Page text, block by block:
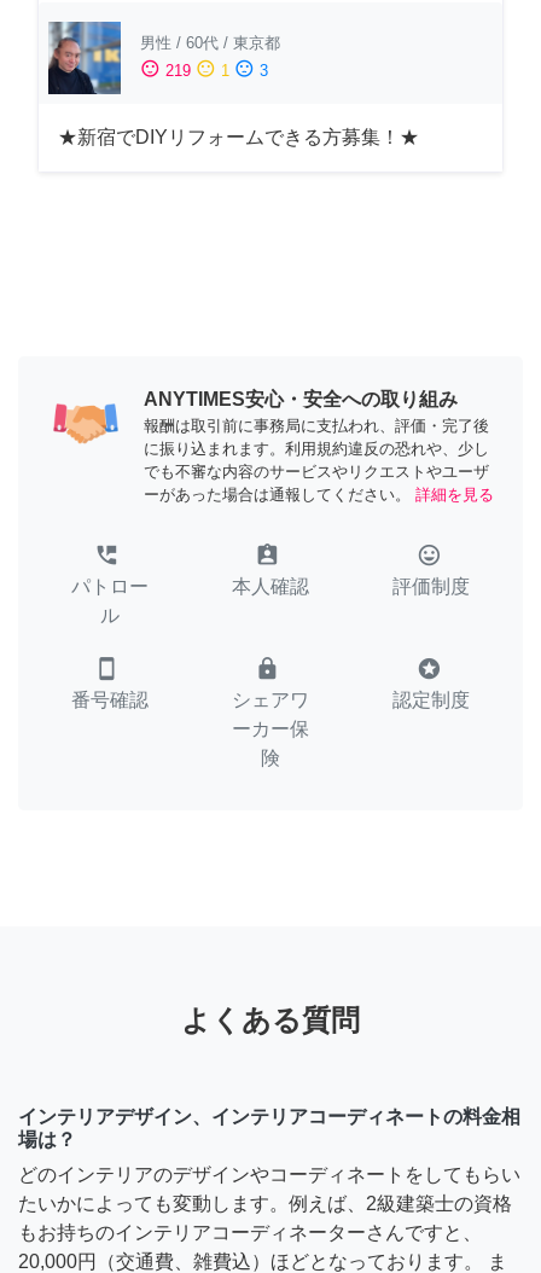
男性 / 60代 / 東京都
sentiment_satisfied 219 sentiment_neutral 1 sentiment_dissatisfied 3
★新宿でDIYリフォームできる方募集！★
ANYTIMES安心・安全への取り組み
報酬は取引前に事務局に支払われ、評価・完了後
に振り込まれます。利用規約違反の恐れや、少し
でも不審な内容のサービスやリクエストやユーザ
ーがあった場合は通報してください。
詳細を見る
perm_phone_msg
パトロー
ル
assignment_ind
本人確認
tag_faces
評価制度
smartphone
番号確認
lock
シェアワ
ーカー保
険
stars
認定制度
よくある質問
インテリアデザイン、インテリアコーディネートの料金相
場は？
どのインテリアのデザインやコーディネートをしてもらい
たいかによっても変動します。例えば、2級建築士の資格
もお持ちのインテリアコーディネーターさんですと、
20,000円（交通費、雑費込）ほどとなっております。 ま